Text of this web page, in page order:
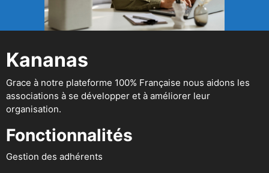
Kananas
Grace à notre plateforme 100% Française nous aidons les
associations à se développer et à améliorer leur
organisation.
Fonctionnalités
Gestion des adhérents